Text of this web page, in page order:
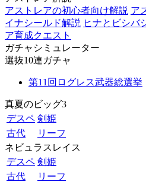
アストレアの初心者向け解説 ア
イナシールド解説 ヒナとビシバ
ア育成クエスト
ガチャシミュレーター
選抜10連ガチャ
第11回ログレス武器総選挙
真夏のビッグ3
デスペ 剣姫
古代
リーフ
ネビュラスレイス
デスペ 剣姫
古代
リーフ